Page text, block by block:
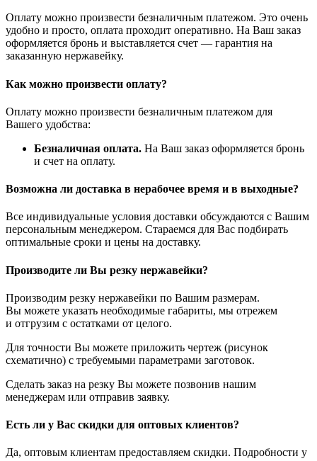
Оплату можно произвести безналичным платежом. Это очень
удобно и просто, оплата проходит оперативно. На Ваш заказ
оформляется бронь и выставляется счет — гарантия на
заказанную нержавейку.
Как можно произвести оплату?
Оплату можно произвести безналичным платежом для
Вашего удобства:
Безналичная оплата. На Ваш заказ оформляется бронь
и счет на оплату.
Возможна ли доставка в нерабочее время и в выходные?
Все индивидуальные условия доставки обсуждаются с Вашим
персональным менеджером. Стараемся для Вас подбирать
оптимальные сроки и цены на доставку.
Производите ли Вы резку нержавейки?
Производим резку нержавейки по Вашим размерам.
Вы можете указать необходимые габариты, мы отрежем
и отгрузим с остатками от целого.
Для точности Вы можете приложить чертеж (рисунок
схематично) с требуемыми параметрами заготовок.
Сделать заказ на резку Вы можете позвонив нашим
менеджерам или отправив заявку.
Есть ли у Вас скидки для оптовых клиентов?
Да, оптовым клиентам предоставляем скидки. Подробности у